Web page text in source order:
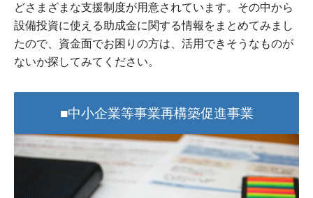
どさまざまな支援制度が用意されています。その中から
設備投資に使える助成金に関する情報をまとめてみまし
たので、資金面でお困りの方は、活用できそうなものが
ないか探してみてください。
■中小企業等事業再構築促進事業